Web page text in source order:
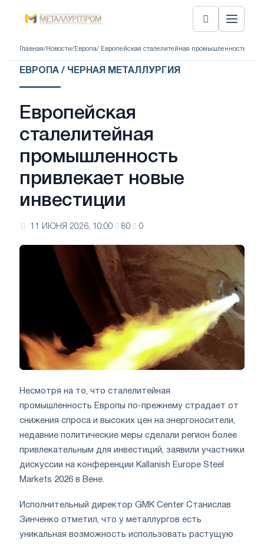
Главная/ Новости/ Европа/ Европейская сталелитейная промышленность
ЕВРОПА / ЧЕРНАЯ МЕТАЛЛУРГИЯ
Европейская
сталелитейная
промышленность
привлекает новые
инвестиции
11 ИЮНЯ 2026, 10:00 80 0
Несмотря на то, что сталелитейная
промышленность Европы по-прежнему страдает от
снижения спроса и высоких цен на энергоносители,
недавние политические меры сделали регион более
привлекательным для инвестиций, заявили участники
дискуссии на конференции Kallanish Europe Steel
Markets 2026 в Вене.
Исполнительный директор GMK Center Станислав
Зинченко отметил, что у металлургов есть
уникальная возможность использовать растущую